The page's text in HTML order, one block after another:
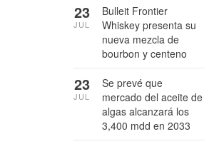
Bulleit Frontier
Whiskey presenta su
nueva mezcla de
bourbon y centeno
23
JUL
Se prevé que
mercado del aceite de
algas alcanzará los
3,400 mdd en 2033
23
JUL